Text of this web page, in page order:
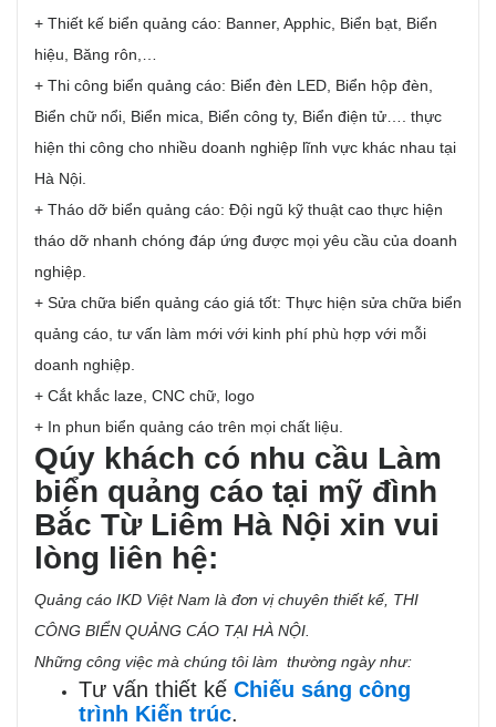
+ Thiết kế biển quảng cáo: Banner, Apphic, Biển bạt, Biển
hiệu, Băng rôn,…
+ Thi công biển quảng cáo: Biển đèn LED, Biển hộp đèn,
Biển chữ nổi, Biển mica, Biển công ty, Biển điện tử…. thực
hiện thi công cho nhiều doanh nghiệp lĩnh vực khác nhau tại
Hà Nội.
+ Tháo dỡ biển quảng cáo: Đội ngũ kỹ thuật cao thực hiện
tháo dỡ nhanh chóng đáp ứng được mọi yêu cầu của doanh
nghiệp.
+ Sửa chữa biển quảng cáo giá tốt: Thực hiện sửa chữa biển
quảng cáo, tư vấn làm mới với kinh phí phù hợp với mỗi
doanh nghiệp.
+ Cắt khắc laze, CNC chữ, logo
+ In phun biển quảng cáo trên mọi chất liệu.
Qúy khách có nhu cầu Làm
biển quảng cáo tại mỹ đình
Bắc Từ Liêm Hà Nội xin vui
lòng liên hệ:
Quảng cáo IKD Việt Nam là đơn vị chuyên thiết kế, THI
CÔNG BIỂN QUẢNG CÁO TẠI HÀ NỘI
Những công việc mà chúng tôi làm thường ngày như:
Tư vấn thiết kế Chiếu sáng công
trình Kiến trúc.